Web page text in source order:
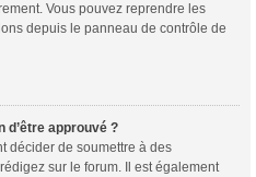
Vous pouvez reprendre les
depuis le panneau de contrôle de
d’être approuvé ?
décider de soumettre à des
sur le forum. Il est également